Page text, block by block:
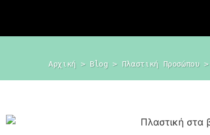
Dr. Δημήτρης
Αρχική > Blog > Πλαστική Προσώπου >